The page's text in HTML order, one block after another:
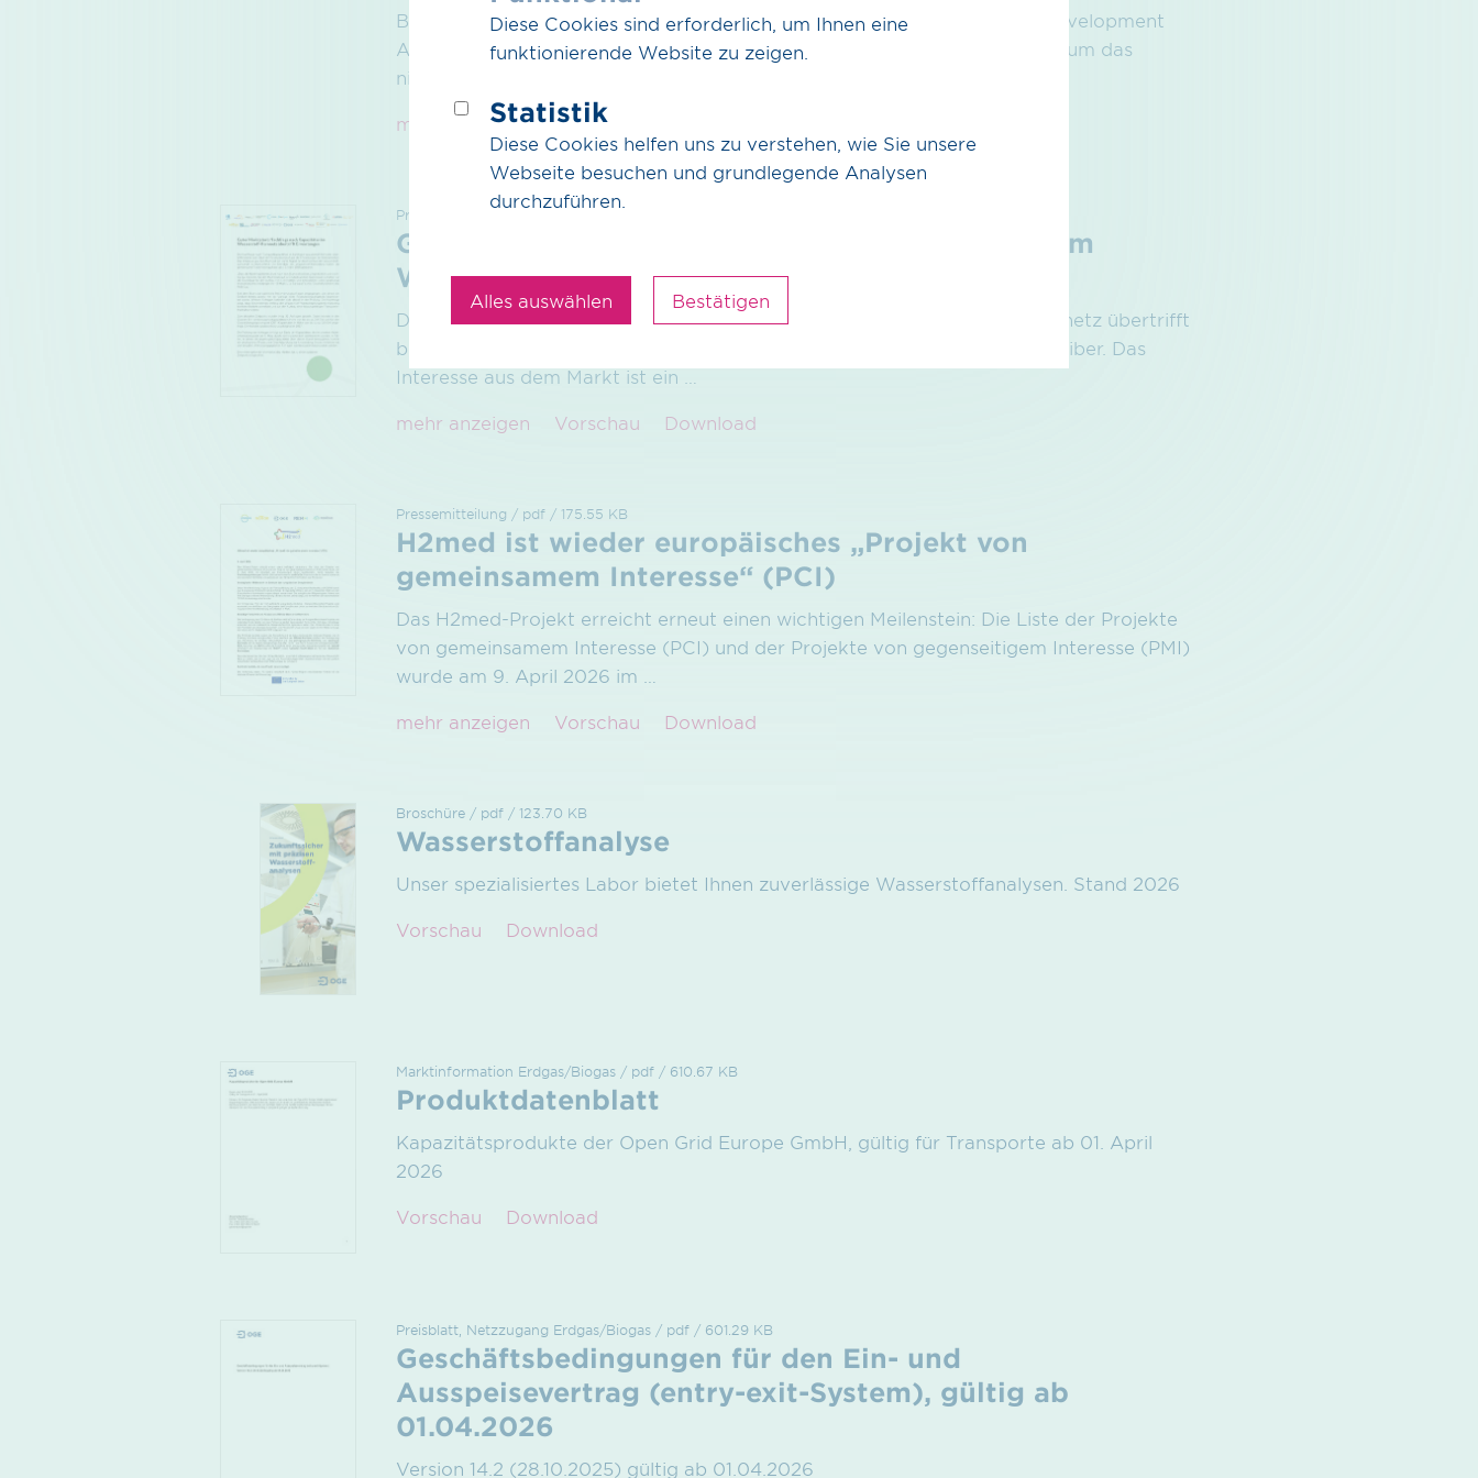
Bildunterschrift: Gasunie, OGE und Thyssengas unterzeichnen ein Joint Development
Agreement für den gemeinsamen Grenzübergangspunkt Zevenaar-Elten, um das
niederländische mit dem deutschen
mehr anzeigen Vorschau
Pressemitteilung / pdf / 309.65 KB
Guter Marktstart: Nachfrage nach Kapazitäten im
Wasserstoff-Kernnetz übertrifft Erwartungen
Die Nachfrage nach Transportkapazitäten im künftigen Wasserstoff-Kernnetz übertrifft
bereits zum Start der Reservierungsphase die Erwartungen der Netzbetreiber. Das
Interesse aus dem Markt ist ein…
mehr anzeigen Vorschau Download
Pressemitteilung / pdf / 175.55 KB
H2med ist wieder europäisches „Projekt von
gemeinsamem Interesse“ (PCI)
Das H2med-Projekt erreicht erneut einen wichtigen Meilenstein: Die Liste der Projekte
von gemeinsamem Interesse (PCI) und der Projekte von gegenseitigem Interesse (PMI)
wurde am 9. April 2026 im
mehr anzeigen Vorschau Download
Broschüre / pdf / 123.70 KB
Wasserstoffanalyse
Unser spezialisiertes Labor bietet Ihnen zuverlässige Wasserstoffanalysen. Stand 2026
Vorschau Download
Marktinformation Erdgas/Biogas / pdf / 610.67 KB
Produktdatenblatt
Kapazitätsprodukte der Open Grid Europe GmbH, gültig für Transporte ab 01. April
2026
Vorschau Download
Preisblatt, Netzzugang Erdgas/Biogas / pdf / 601.29 KB
Geschäftsbedingungen für den Ein- und
Ausspeisevertrag (entry-exit-System), gültig ab
01.04.2026
Version 14.2 (28.10.2025) gültig ab 01.04.2026
Diese Cookies sind erforderlich, um Ihnen eine
funktionierende Website zu zeigen.
Statistik
Diese Cookies helfen uns zu verstehen, wie Sie unsere
Webseite besuchen und grundlegende Analysen
durchzuführen.
Bestätigen
Alles auswählen